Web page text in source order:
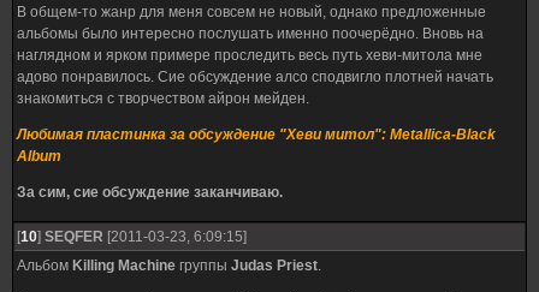
В общем-то жанр для меня совсем не новый, однако предложенные
альбомы было интересно послушать именно поочерёдно. Вновь на
наглядном и ярком примере проследить весь путь хеви-митола мне
адово понравилось. Сие обсуждение алсо сподвигло плотней начать
знакомиться с творчеством айрон мейден.
Любимая пластинка за обсуждение "Хеви митол": Metallica-Black
Album
За сим, сие обсуждение заканчиваю.
[10] SEQFER [2011-03-23, 6:09:15]
Альбом Killing Machine группы Judas Priest.